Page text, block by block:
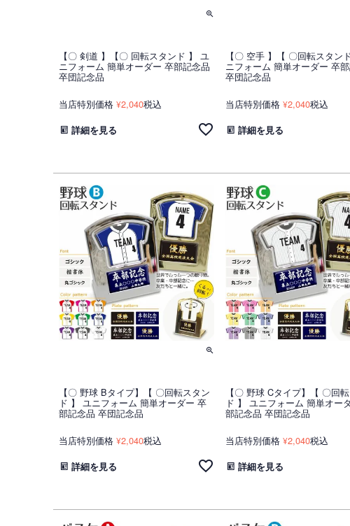
【〇 剣道 】【〇 回転スタンド 】 ユ
ニフォーム 簡単オーダー 卒部記念品
卒団記念品
当店特別価格 ¥2,040税込
詳細を見る
【〇 空手 】【 〇回転スタン
ニフォーム 簡単オーダー 卒
卒団記念品
当店特別価格 ¥2,040税込
詳細を見る
【〇 野球 Bタイプ】【 〇回転スタン
ド 】 ユニフォーム 簡単オーダー 卒
部記念品 卒団記念品
当店特別価格 ¥2,040税込
詳細を見る
【〇 野球 Cタイプ】【 〇回
ド 】 ユニフォーム 簡単オー
部記念品 卒団記念品
当店特別価格 ¥2,040税込
詳細を見る